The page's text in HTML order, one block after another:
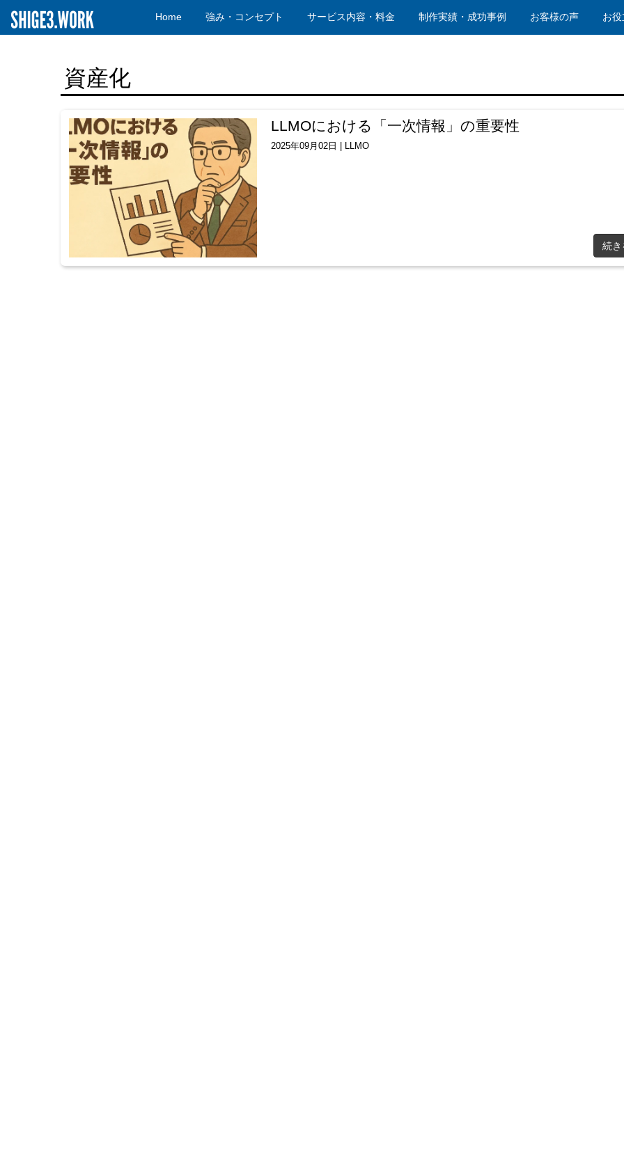
Home 強み・コンセプト サービス内容・料金 制作実績・成功事例 お客様の声 お
資産化
LLMOにおける「一次情報」の重要性
2025年09月02日 LLMO
続き